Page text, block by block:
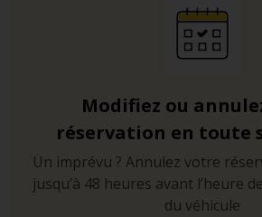
Modifiez ou
réservation en toute
Un imprévu ? Annulez votre
jusqu’à 48 heures avant l’heure
du véhicule